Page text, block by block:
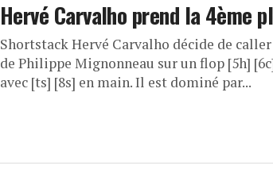
Hervé Carvalho prend la 4ème
Shortstack Hervé Carvalho décide de
de Philippe Mignonneau sur un flop [5h]
avec [ts] [8s] en main. Il est dominé par...